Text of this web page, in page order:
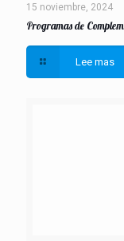
15 noviembre, 2024
Programas de
Lee mas